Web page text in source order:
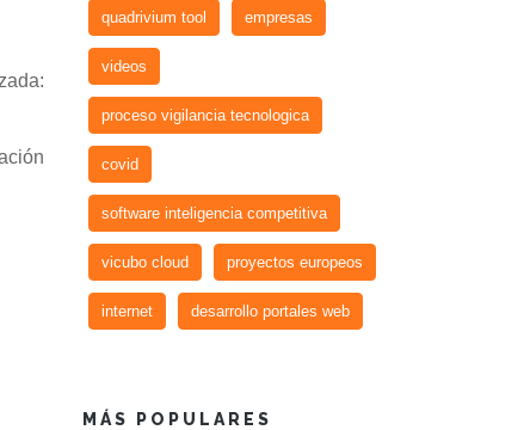
quadrivium tool empresas
videos
proceso vigilancia tecnologica
covid
software inteligencia competitiva
vicubo cloud proyectos europeos
internet desarrollo portales web
MÁS POPULARES